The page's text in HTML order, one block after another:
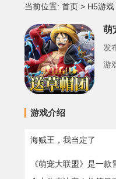
当前位置: 首页 > H5游戏
萌
发
游
游戏介绍
海贼王，我当定了
《萌宠大联盟》是一